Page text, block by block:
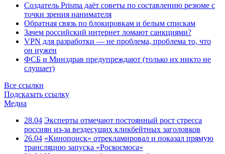
Создатель Prisma даёт советы по составлению резюме с
точки зрения нанимателя
Обратная связь по блокировкам и белым спискам
Зачем российский интернет ломают санкциями?
VPN для разработки — не проблема, проблема то, что
он нужен
ФСБ и Минздрав предупреждают (только их никто не
слушает)
Все ссылки
Подсказать ссылку
Медиа
28.04 Эксперты отмечают постоянный рост стресса
россиян из-за вездесущих кликбейтных заголовков
26.04 «Кинопоиск» отрекламировал и показал прямую
трансляцию запуска «Роскосмоса»